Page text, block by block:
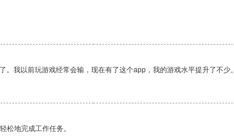
我以前玩游戏经常会输，现在有了这个app，我的游戏水平提升了不少。
松地完成工作任务。